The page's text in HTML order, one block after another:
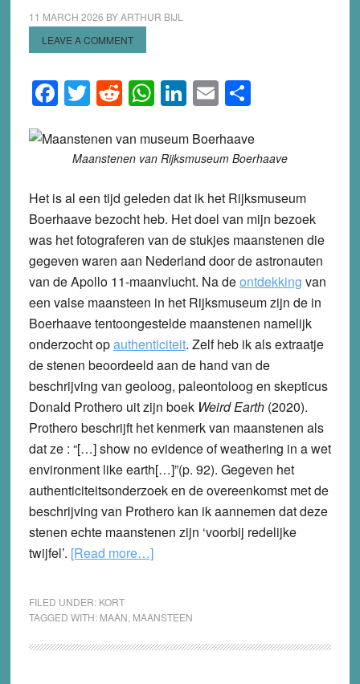
11 MARCH 2026 BYARTHUR BIJL
LEAVE A COMMENT
Facebook
Twitter
Reddit
WhatsApp
LinkedIn
EmailShare
Maanstenen van Rijksmuseum Boerhaave
Het is al een tijd geleden dat ik het Rijksmuseum
Boerhaave bezocht heb. Het doel van mijn bezoek
was het fotograferen van de stukjes maanstenen die
gegeven waren aan Nederland door de astronauten
van de Apollo 11-maanvlucht. Na deontdekking van
een valse maansteen in het Rijksmuseum zijn de in
Boerhaave tentoongestelde maanstenen namelijk
onderzocht opauthenticiteit. Zelf heb ik als extraatje
de stenen beoordeeld aan de hand van de
beschrijving van geoloog, paleontoloog en skepticus
Donald Prothero uit zijn boek Weird Earth(2020).
Prothero beschrijft het kenmerk van maanstenen als
dat ze : “[…] show no evidence of weathering in a wet
environment like earth[…]”(p. 92). Gegeven het
authenticiteitsonderzoek en de overeenkomst met de
beschrijving van Prothero kan ik aannemen dat deze
stenen echte maanstenen zijn ‘voorbij redelijke
twijfel’. [Read more…]about
maan
Klein
FILED UNDER: KORT
TAGGED WITH: MAAN MAANSTEEN